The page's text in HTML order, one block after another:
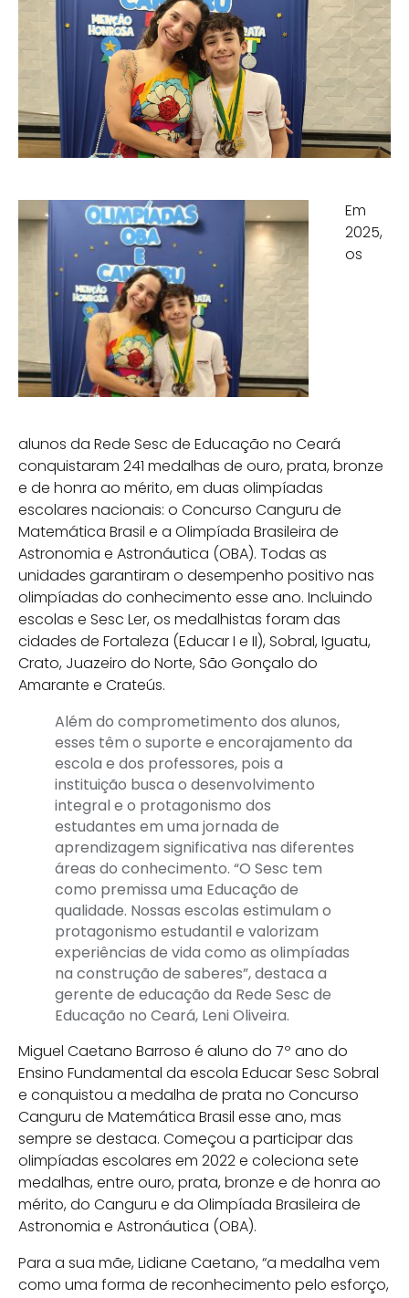
Em
2025,
os
alunos da Rede Sesc de Educação no Ceará
conquistaram 241 medalhas de ouro, prata, bronze
e de honra ao mérito, em duas olimpíadas
escolares nacionais: o Concurso Canguru de
Matemática Brasil e a Olimpíada Brasileira de
Astronomia e Astronáutica (OBA). Todas as
unidades garantiram o desempenho positivo nas
olimpíadas do conhecimento esse ano. Incluindo
escolas e Sesc Ler, os medalhistas foram das
cidades de Fortaleza (Educar I e II), Sobral, Iguatu,
Crato, Juazeiro do Norte, São Gonçalo do
Amarante e Crateús.
Além do comprometimento dos alunos,
esses têm o suporte e encorajamento da
escola e dos professores, pois a
instituição busca o desenvolvimento
integral e o protagonismo dos
estudantes em uma jornada de
aprendizagem significativa nas diferentes
áreas do conhecimento. “O Sesc tem
como premissa uma Educação de
qualidade. Nossas escolas estimulam o
protagonismo estudantil e valorizam
experiências de vida como as olimpíadas
na construção de saberes”, destaca a
gerente de educação da Rede Sesc de
Educação no Ceará, Leni Oliveira.
Miguel Caetano Barroso é aluno do 7º ano do
Ensino Fundamental da escola Educar Sesc Sobral
e conquistou a medalha de prata no Concurso
Canguru de Matemática Brasil esse ano, mas
sempre se destaca. Começou a participar das
olimpíadas escolares em 2022 e coleciona sete
medalhas, entre ouro, prata, bronze e de honra ao
mérito, do Canguru e da Olimpíada Brasileira de
Astronomia e Astronáutica (OBA).
Para a sua mãe, Lidiane Caetano, “a medalha vem
como uma forma de reconhecimento pelo esforço,